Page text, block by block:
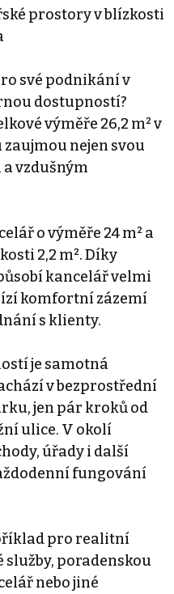
prostory v blízkosti
své podnikání v
dostupností?
výměře 26,2 m² v
nejen svou
vzdušným
o výměře 24 m² a
2,2 m². Díky
kancelář velmi
komfortní zázemí
s klienty.
je samotná
v bezprostřední
jen pár kroků od
ulice. V okolí
úřady i další
fungování
pro realitní
služby, poradenskou
nebo jiné